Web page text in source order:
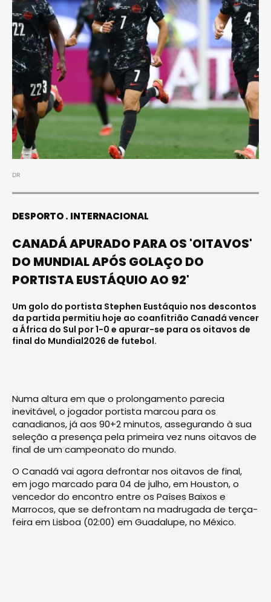
DR
DESPORTO INTERNACIONAL
CANADÁ APURADO PARA OS 'OITAVOS'
DO MUNDIAL APÓS GOLAÇO DO
PORTISTA EUSTÁQUIO AO 92'
Um golo do portista Stephen Eustáquio nos descontos
da partida permitiu hoje ao coanfitrião Canadá vencer
a África do Sul por 1-0 e apurar-se para os oitavos de
final do Mundial2026 de futebol.
Numa altura em que o prolongamento parecia
inevitável, o jogador portista marcou para os
canadianos, já aos 90+2 minutos, assegurando à sua
seleção a presença pela primeira vez nuns oitavos de
final de um campeonato do mundo.
O Canadá vai agora defrontar nos oitavos de final,
em jogo marcado para 04 de julho, em Houston, o
vencedor do encontro entre os Países Baixos e
Marrocos, que se defrontam na madrugada de terça-
feira em Lisboa (02:00) em Guadalupe, no México.